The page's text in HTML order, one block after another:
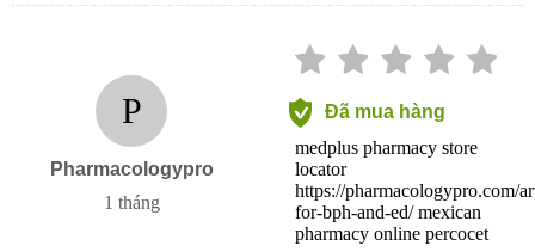
P
Pharmacologypro
1 tháng
Đã mua hàng
medplus pharmacy store
locator
https://pharmacologypro.com/
for-bph-and-ed/ mexican
pharmacy online percocet